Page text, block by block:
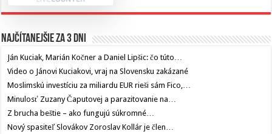
Najčítanejšie za 3 dni
Ján Kuciak, Marián Kočner a Daniel Lipšic: čo túto…
Video o Jánovi Kuciakovi, vraj na Slovensku zakázané
Moslimskú investíciu za miliardu EUR rieši sám Fico,…
Minulosť Zuzany Čaputovej a parazitovanie na…
Z brucha beštie – ako fungujú súkromné…
Nový spasiteľ Slovákov Zoroslav Kollár je člen…